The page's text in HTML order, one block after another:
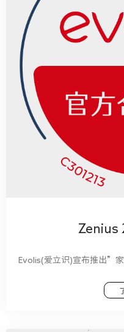
Zenius
Evolis(爱立识)宣布推出”